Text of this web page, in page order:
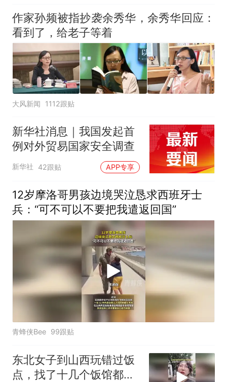
作家孙频被指抄袭余秀华，余秀华回应：
看到了，给老子等着
大风新闻 1112跟贴
新华社消息｜我国发起首
例对外贸易国家安全调查
新华社 42跟贴 APP专享
12岁摩洛哥男孩边境哭泣恳求西班牙士
兵：“可不可以不要把我遣返回国”
青蜂侠Bee 99跟贴
东北女子到山西玩错过饭
点，找了十几个饭馆都没